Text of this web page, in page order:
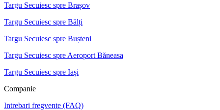
Targu Secuiesc spre Brașov
Targu Secuiesc spre Bălți
Targu Secuiesc spre Bușteni
Targu Secuiesc spre Aeroport Băneasa
Targu Secuiesc spre Iași
Companie
Intrebari fregvente (FAQ)